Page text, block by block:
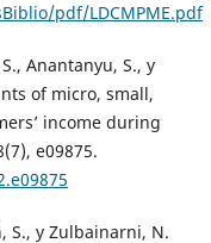
pdf/LDCMPME.pdf
Anantanyu, S., y
of micro, small,
income during
e09875.
S., y Zulbainarni, N.